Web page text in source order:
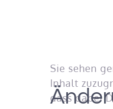
Sie sehen
Inhalt
dass dabei